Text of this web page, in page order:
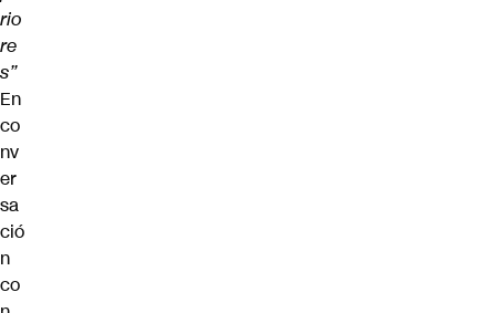
rio
re
s”
En
co
nv
er
sa
ció
n
co